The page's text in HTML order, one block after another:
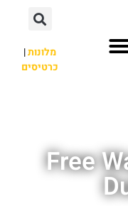
מלונות|
כרטיסים
Free